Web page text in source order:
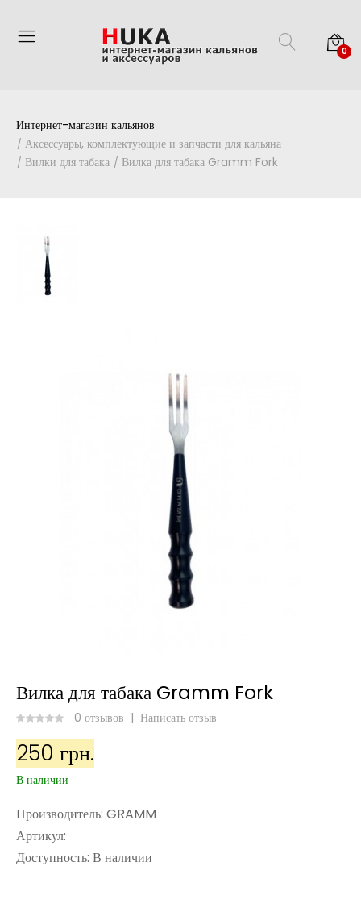
0
Интернет-магазин кальянов
Аксессуары, комплектующие и запчасти для кальяна
Вилки для табака
Вилка для табака Gramm Fork
Вилка для табака Gramm Fork
0 отзывов | Написать отзыв
250 грн.
В наличии
Производитель: GRAMM
Артикул:
Доступность: В наличии